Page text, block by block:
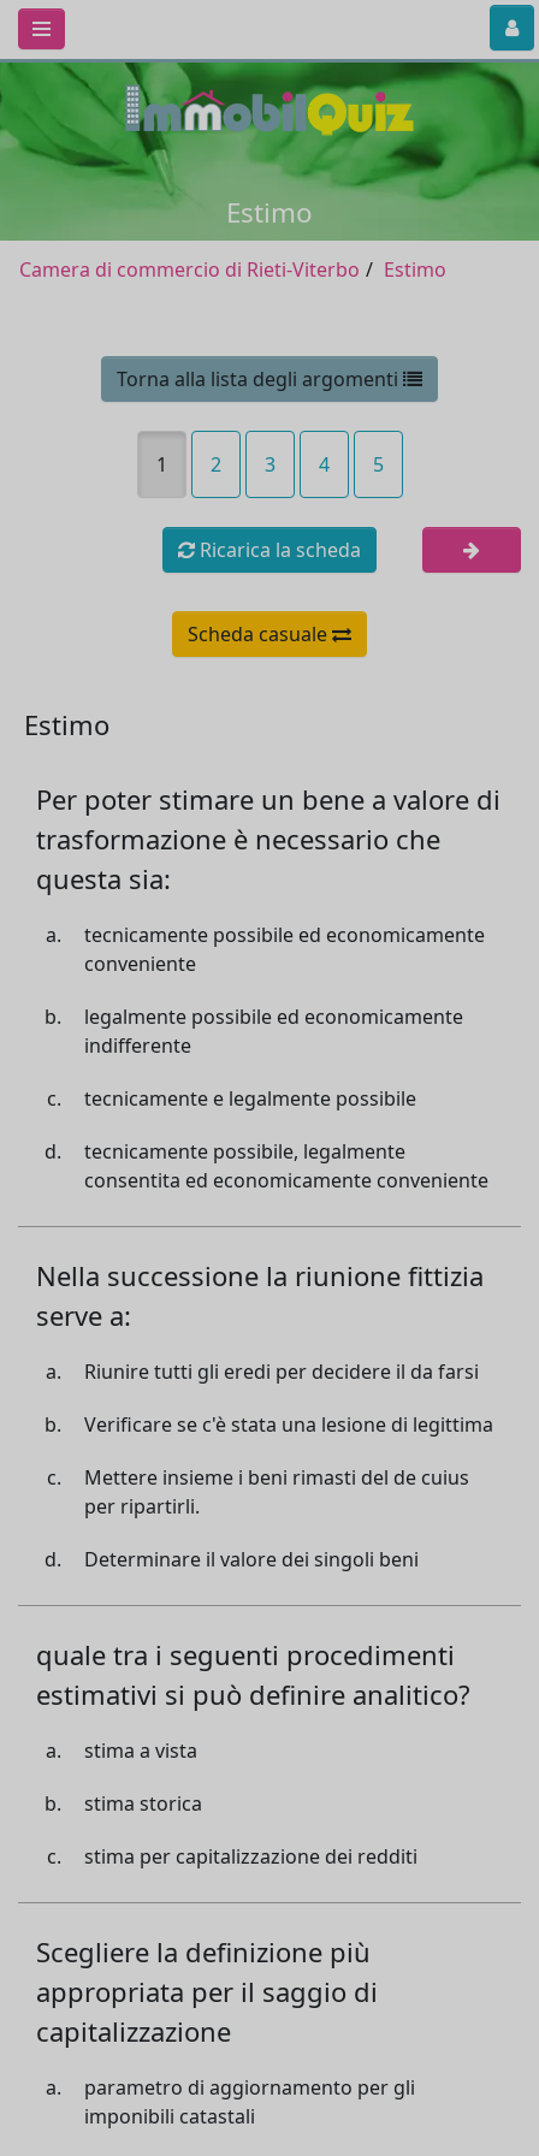
Estimo
Camera di commercio di Rieti-Viterbo Estimo
Torna alla lista degli argomenti
1 2 3 4 5
Ricarica la scheda
Scheda casuale
Estimo
Per poter stimare un bene a valore di
trasformazione è necessario che
questa sia:
tecnicamente possibile ed economicamente
conveniente
legalmente possibile ed economicamente
indifferente
tecnicamente e legalmente possibile
tecnicamente possibile, legalmente
consentita ed economicamente conveniente
Nella successione la riunione fittizia
serve a:
Riunire tutti gli eredi per decidere il da farsi
Verificare se c'è stata una lesione di legittima
Mettere insieme i beni rimasti del de cuius
per ripartirli.
Determinare il valore dei singoli beni
quale tra i seguenti procedimenti
estimativi si può definire analitico?
stima a vista
stima storica
stima per capitalizzazione dei redditi
Scegliere la definizione più
appropriata per il saggio di
capitalizzazione
parametro di aggiornamento per gli
imponibili catastali